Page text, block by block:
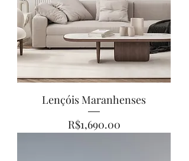
Lençóis Maranhenses
Price
R$1,690.00